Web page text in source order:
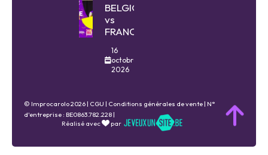
BELGIQUE
vs
FRANCE
16
octobre
2026
© Improcarolo 2026 | CGU | Conditions générales de vente | N°
d'entreprise : BE0863.782.228 |
Réalisé avec
par